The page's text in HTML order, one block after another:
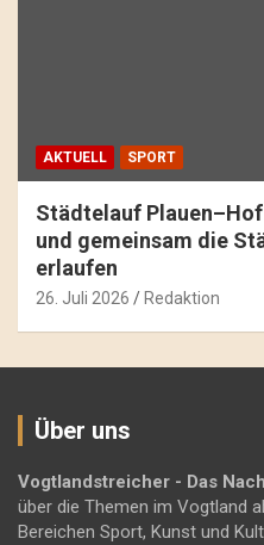
AKTUELL SPORT
Städtelauf
und gemeinsam die
erlaufen
26. Juli 2026 Redaktion
Über uns
Vogtlandstreicher - Das
über die Themen im Vogtland
Bereichen Sport, Kunst und